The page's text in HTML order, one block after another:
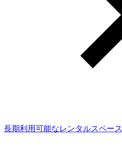
長期利用可能なレンタルスペース